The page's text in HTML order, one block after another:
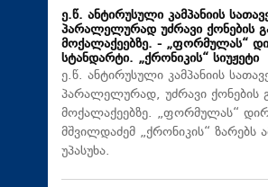
ე.წ. ანტირუსული კამპანიის
პარალელურად უძრავი ქონების
მოქალაქეებზე. - „ფორმულას“
სტანდარტი. „ქრონიკის“ სიუჟეტი
ე.წ. ანტირუსული კამპანიის
პარალელურად, უძრავი ქონების
მოქალაქეებზე. „ფორმულას“
მშვილდაძემ „ქრონიკის“
უპასუხა.